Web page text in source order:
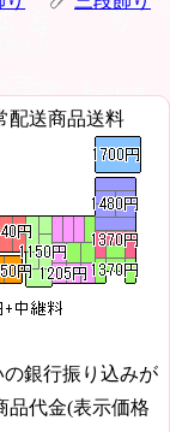
配送商品送料
銀行振り込みが
品代金(表示価格